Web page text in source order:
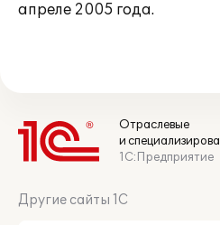
апреле 2005 года.
Отраслевые
и
1С:Предприятие
Другие сайты 1С